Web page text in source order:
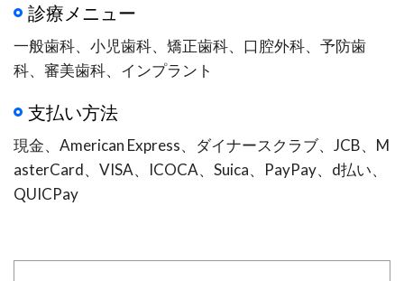
診療メニュー
一般歯科、小児歯科、矯正歯科、口腔外科、予防歯
科、審美歯科、インプラント
支払い方法
現金、American Express、ダイナースクラブ、JCB、M
asterCard、VISA、ICOCA、Suica、PayPay、d払い、
QUICPay